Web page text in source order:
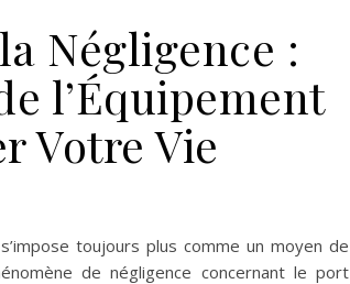
Négligence :
l’Équipement
Votre Vie
toujours plus comme un moyen de
de négligence concernant le port